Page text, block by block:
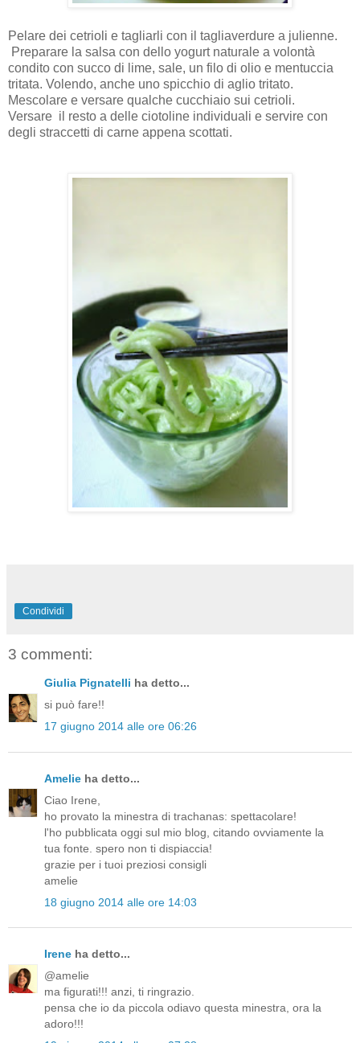
Pelare dei cetrioli e tagliarli con il tagliaverdure a julienne.
Preparare la salsa con dello yogurt naturale a volontà
condito con succo di lime, sale, un filo di olio e mentuccia
tritata. Volendo, anche uno spicchio di aglio tritato.
Mescolare e versare qualche cucchiaio sui cetrioli.
Versare il resto a delle ciotoline individuali e servire con
degli straccetti di carne appena scottati.
Condividi
3 commenti:
Giulia Pignatelli ha detto...
si può fare!!
17 giugno 2014 alle ore 06:26
Amelie ha detto...
Ciao Irene,
ho provato la minestra di trachanas: spettacolare!
l'ho pubblicata oggi sul mio blog, citando ovviamente la
tua fonte. spero non ti dispiaccia!
grazie per i tuoi preziosi consigli
amelie
18 giugno 2014 alle ore 14:03
Irene ha detto...
@amelie
ma figurati!!! anzi, ti ringrazio.
pensa che io da piccola odiavo questa minestra, ora la
adoro!!!